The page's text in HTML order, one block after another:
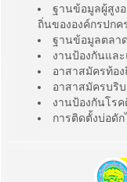
ฐานข้อมูลผู้สูง
ถิ่นขององค์กรปกค
ฐานข้อมูลตลา
งานป้องกันแล
อาสาสมัครท้อ
อาสาสมัครบริ
งานป้องกันโร
การติดตั้งบ่อดั